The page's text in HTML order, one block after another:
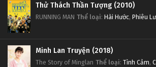
Thử Thách Thần Tượng (2010)
RUNNING MAN Thể loại: Hài Hước, Phiêu
Minh Lan Truyện (2018)
The Story of Minglan Thể loại: Tình Cảm,